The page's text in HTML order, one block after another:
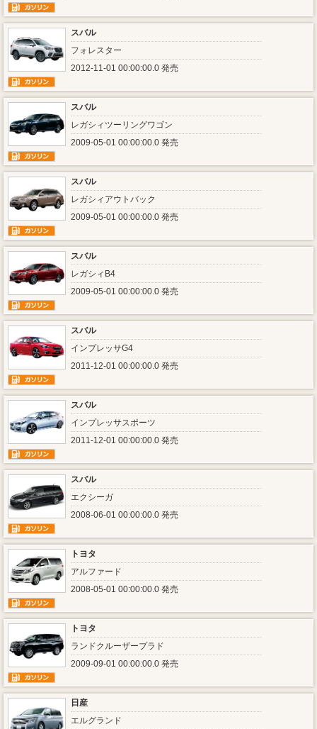
スバル
フォレスター
2012-11-01 00:00:00.0 発売
スバル
レガシィツーリングワゴン
2009-05-01 00:00:00.0 発売
スバル
レガシィアウトバック
2009-05-01 00:00:00.0 発売
スバル
レガシィB4
2009-05-01 00:00:00.0 発売
スバル
インプレッサG4
2011-12-01 00:00:00.0 発売
スバル
インプレッサスポーツ
2011-12-01 00:00:00.0 発売
スバル
エクシーガ
2008-06-01 00:00:00.0 発売
トヨタ
アルファード
2008-05-01 00:00:00.0 発売
トヨタ
ランドクルーザープラド
2009-09-01 00:00:00.0 発売
日産
エルグランド